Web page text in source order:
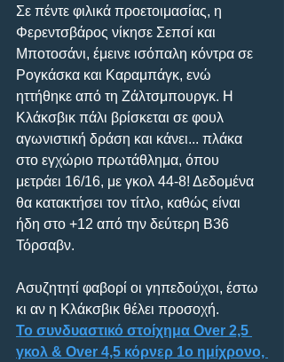
Σε πέντε φιλικά προετοιμασίας, η
Φερεντσβάρος νίκησε Σεπσί και
Μποτοσάνι, έμεινε ισόπαλη κόντρα σε
Ρογκάσκα και Καραμπάγκ, ενώ
ηττήθηκε από τη Ζάλτσμπουργκ. Η
Κλάκσβικ πάλι βρίσκεται σε φουλ
αγωνιστική δράση και κάνει... πλάκα
στο εγχώριο πρωτάθλημα, όπου
μετράει 16/16, με γκολ 44-8! Δεδομένα
θα κατακτήσει τον τίτλο, καθώς είναι
ήδη στο +12 από την δεύτερη Β36
Τόρσαβν.
Ασυζητητί φαβορί οι γηπεδούχοι, έστω
κι αν η Κλάκσβικ θέλει προσοχή.
Το συνδυαστικό στοίχημα Over 2,5
γκολ & Over 4,5 κόρνερ 1ο ημίχρονο,